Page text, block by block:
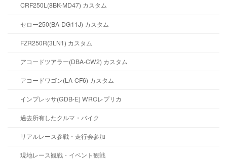
CRF250L(8BK-MD47) カスタム
セロー250(BA-DG11J) カスタム
FZR250R(3LN1) カスタム
アコードツアラー(DBA-CW2) カスタム
アコードワゴン(LA-CF6) カスタム
インプレッサ(GDB-E) WRCレプリカ
過去所有したクルマ・バイク
リアルレース参戦・走行会参加
現地レース観戦・イベント観戦